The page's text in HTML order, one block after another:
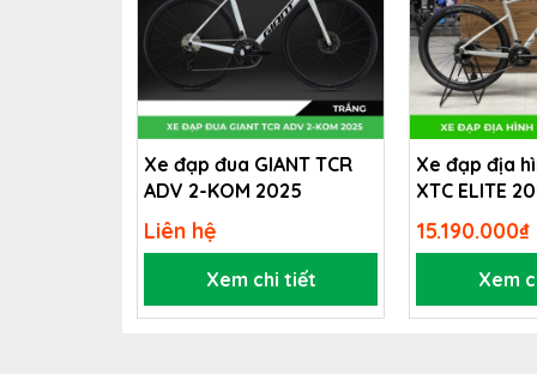
Xe đạp đua GIANT TCR
ADV 2-KOM 2025
Liên hệ
Xem chi tiết
Xe đạp địa
XTC ELITE
15.190.000₫
Xem